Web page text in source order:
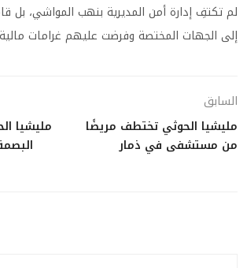
لم تكتفِ إدارة أمن المديرية بنهب المواشي، بل
إلى الجهات المختصة وفرضت عليهم غرامات
السابق
مليشيا الحوثي تختطف مريضًا
من مستشفى في ذمار
مليشيا